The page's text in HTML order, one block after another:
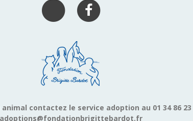
contactez le service adoption au 01 34 86 23
adoptions@fondationbrigittebardot.fr